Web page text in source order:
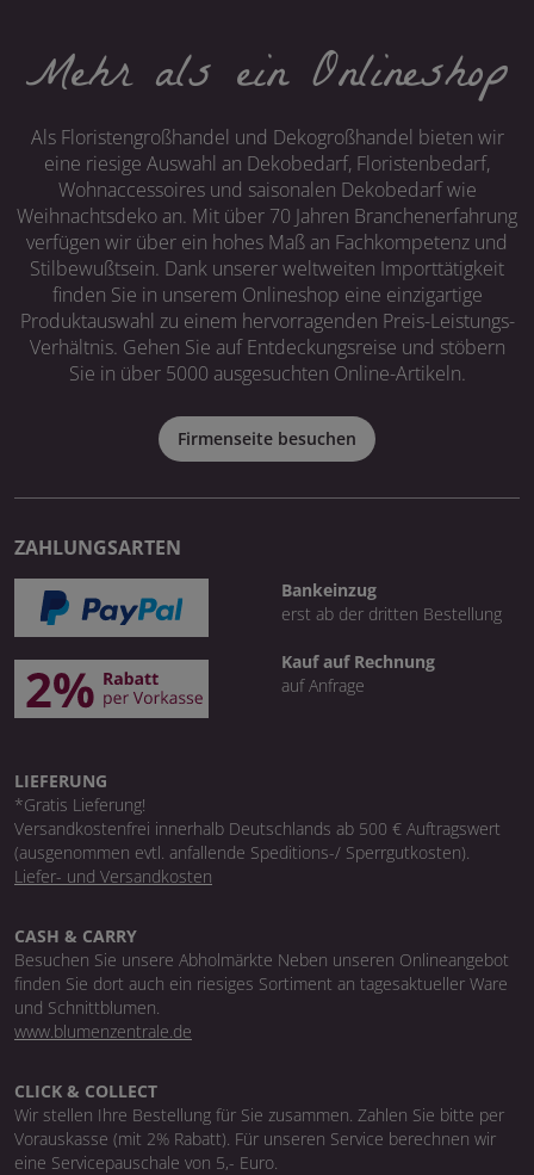
Mehr als ein Onlineshop
Als Floristengroßhandel und Dekogroßhandel bieten wir
eine riesige Auswahl an Dekobedarf, Floristenbedarf,
Wohnaccessoires und saisonalen Dekobedarf wie
Weihnachtsdeko an. Mit über 70 Jahren Branchenerfahrung
verfügen wir über ein hohes Maß an Fachkompetenz und
Stilbewußtsein. Dank unserer weltweiten Importtätigkeit
finden Sie in unserem Onlineshop eine einzigartige
Produktauswahl zu einem hervorragenden Preis-Leistungs-
Verhältnis. Gehen Sie auf Entdeckungsreise und stöbern
Sie in über 5000 ausgesuchten Online-Artikeln.
Firmenseite besuchen
ZAHLUNGSARTEN
Bankeinzug
erst ab der dritten Bestellung
Kauf auf Rechnung
auf Anfrage
LIEFERUNG
*Gratis Lieferung!
Versandkostenfrei innerhalb Deutschlands ab 500 € Auftragswert
(ausgenommen evtl. anfallende Speditions-/ Sperrgutkosten).
Liefer- und Versandkosten
CASH & CARRY
Besuchen Sie unsere Abholmärkte Neben unseren Onlineangebot
finden Sie dort auch ein riesiges Sortiment an tagesaktueller Ware
und Schnittblumen.
www.blumenzentrale.de
CLICK & COLLECT
Wir stellen Ihre Bestellung für Sie zusammen. Zahlen Sie bitte per
Vorauskasse (mit 2% Rabatt). Für unseren Service berechnen wir
eine Servicepauschale von 5,- Euro.